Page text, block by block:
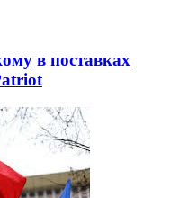
в поставках